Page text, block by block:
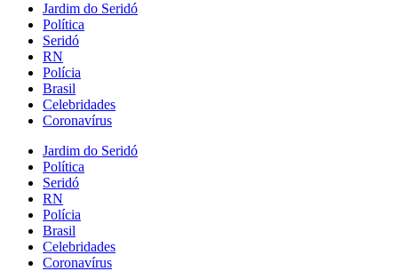
Jardim do Seridó
Política
Seridó
RN
Polícia
Brasil
Celebridades
Coronavírus
Jardim do Seridó
Política
Seridó
RN
Polícia
Brasil
Celebridades
Coronavírus